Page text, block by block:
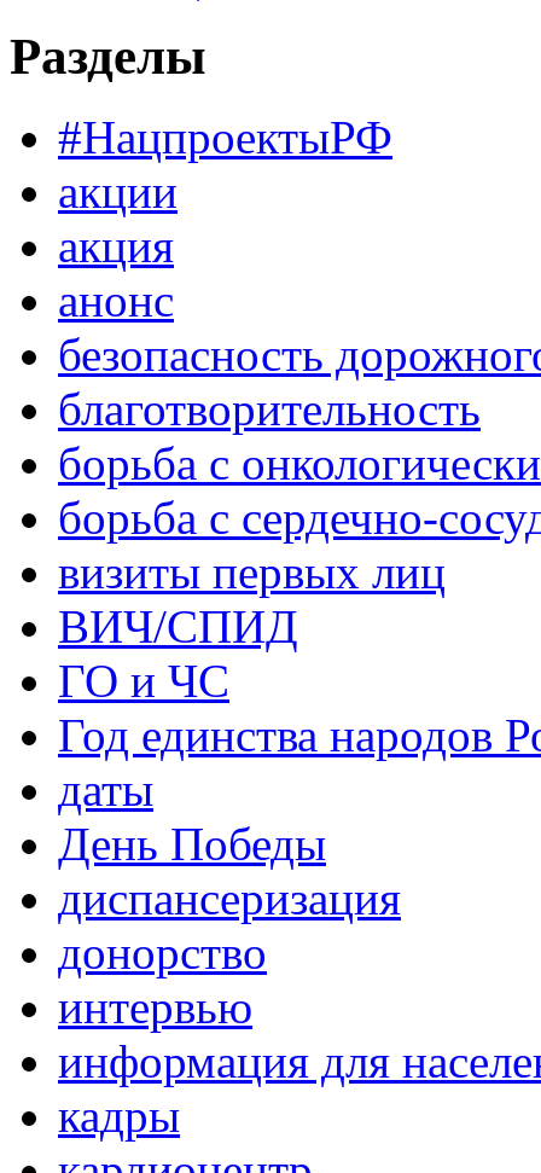
Разделы
#НацпроектыРФ
акции
акция
анонс
безопасность
благотворительность
борьба с
борьба с сердечно-
визиты первых лиц
ВИЧ/СПИД
ГО и ЧС
Год единства народов
даты
День Победы
диспансеризация
донорство
интервью
информация для
кадры